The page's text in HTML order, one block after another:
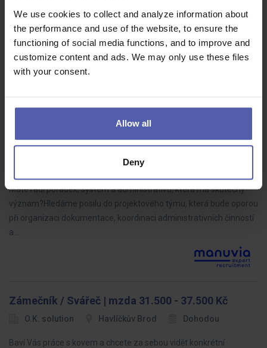
We use cookies to collect and analyze information about
the performance and use of the website, to ensure the
functioning of social media functions, and to improve and
customize content and ads. We may only use these files
with your consent.
Allow all
Deny
prostredí? Rozumiete nielen ISO a IATF, ale aj rizikám, procesom a
spolupráci naprieč oddeleniami? Hľadáme skúseného
profesionála, ktorý…
Projektový administrátor/ka | Práce na
Manuvia Expert Recruitment
Pardubice
Máte rádi pořádek, systém a administrativu, která má skutečný
význam?Hledáme posilu do projektového týmu, která bude oporou
při organizaci dokumentace, koordinaci administrativních činností
a…
Zámečník / Svářeč | mzda 31.500 - 37.500 Kč
O.K. solution Havlíčkův Brod Dohodou
Baví Vás práce s kovem a chcete za sebou vidět konkrétní